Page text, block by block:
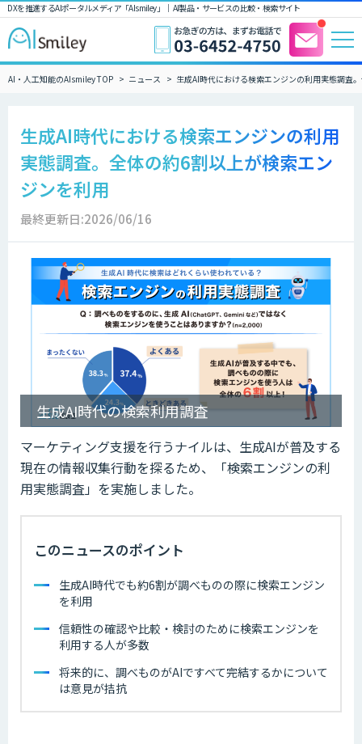
DXを推進するAIポータルメディア「AIsmiley」｜ AI製品・サービスの比較・検索サイト
AI・人工知能のAIsmiley TOP ニュース 生成AI時代における検索エンジンの利用実態調査
生成AI時代における検索エンジンの利用
実態調査。全体の約6割以上が検索エン
ジンを利用
最終更新日:2026/06/16
生成AI時代の検索利用調査
マーケティング支援を行うナイルは、生成AIが普及する
現在の情報収集行動を探るため、「検索エンジンの利
用実態調査」を実施しました。
このニュースのポイント
生成AI時代でも約6割が調べものの際に検索エンジン
を利用
信頼性の確認や比較・検討のために検索エンジンを
利用する人が多数
将来的に、調べものがAIですべて完結するかについて
は意見が拮抗